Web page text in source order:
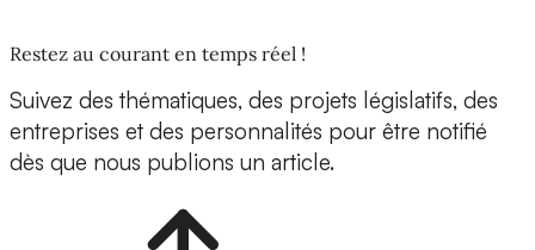
Restez au courant en temps réel !
Suivez des thématiques, des projets législatifs, des
entreprises et des personnalités pour être notifié
dès que nous publions un article.